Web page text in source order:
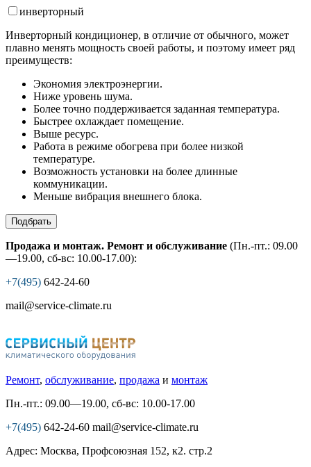
инверторный
Инверторный кондиционер, в отличие от обычного, может
плавно менять мощность своей работы, и поэтому имеет ряд
преимуществ:
Экономия электроэнергии.
Ниже уровень шума.
Более точно поддерживается заданная температура.
Быстрее охлаждает помещение.
Выше ресурс.
Работа в режиме обогрева при более низкой
температуре.
Возможность установки на более длинные
коммуникации.
Меньше вибрация внешнего блока.
Подбрать
Продажа и монтаж. Ремонт и обслуживание (Пн.-пт.: 09.00
—19.00, сб-вс: 10.00-17.00):
+7(495) 642-24-60
mail@service-climate.ru
Ремонт, обслуживание, продажа и монтаж
Пн.-пт.: 09.00—19.00, сб-вс: 10.00-17.00
+7(495) 642-24-60 mail@service-climate.ru
Адрес: Москва, Профсоюзная 152, к2. стр.2